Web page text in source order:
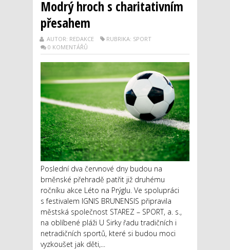
Modrý hroch s charitativním
přesahem
AUTOR: REDAKCE
RUBRIKA: SPORT
0 KOMENTÁŘŮ
Poslední dva červnové dny budou na
brněnské přehradě patřit již druhému
ročníku akce Léto na Prýglu. Ve spolupráci
s festivalem IGNIS BRUNENSIS připravila
městská společnost STAREZ – SPORT, a. s.,
na oblíbené pláži U Sirky řadu tradičních i
netradičních sportů, které si budou moci
vyzkoušet jak děti,...